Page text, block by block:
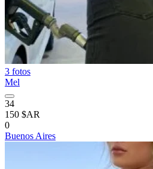
3 fotos
Mel
34
150 $AR
0
Buenos Aires